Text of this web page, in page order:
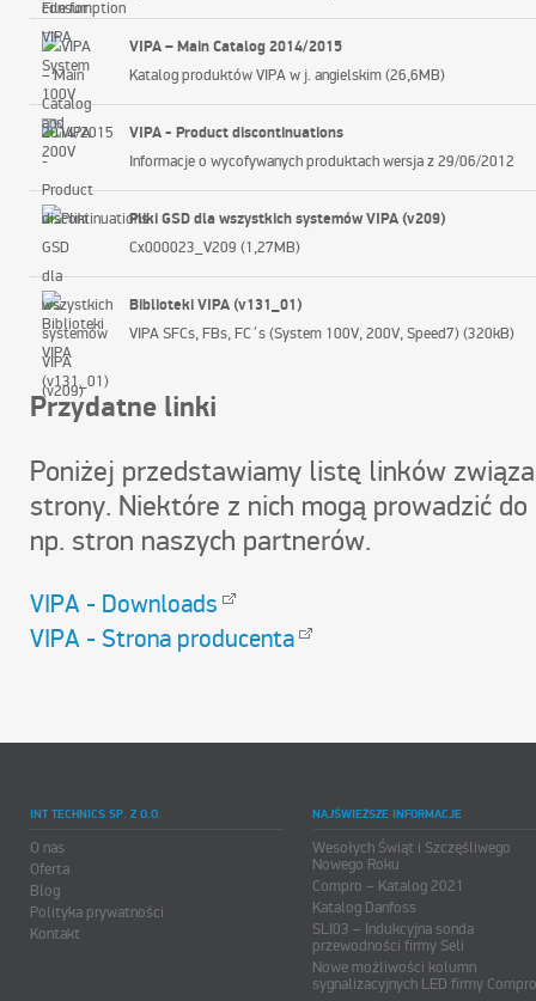
VIPA – Main Catalog 2014/2015
Katalog produktów VIPA w j. angielskim (26,6MB)
VIPA - Product discontinuations
Informacje o wycofywanych produktach wersja z 29/06/2012
Pliki GSD dla wszystkich systemów VIPA (v209)
Cx000023_V209 (1,27MB)
Biblioteki VIPA (v131_01)
VIPA SFCs, FBs, FC´s (System 100V, 200V, Speed7) (320kB)
Przydatne linki
Poniżej przedstawiamy listę linków
strony. Niektóre z nich mogą prowadzić
np. stron naszych partnerów.
VIPA - Downloads
VIPA - Strona producenta
INT TECHNICS SP. Z O.O.
O nas
Oferta
Blog
Polityka prywatności
Kontakt
NAJŚWIEŻSZE INFORMACJE
Wesołych Świąt i Szczęśliwego
Nowego Roku
Compro – Katalog 2021
Katalog Danfoss
SLI03 – Indukcyjna sonda
przewodności firmy Seli
Nowe możliwości kolumn
sygnalizacyjnych LED firmy